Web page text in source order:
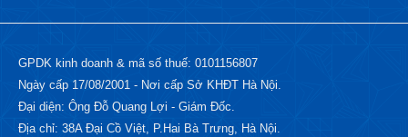
GPDK kinh doanh & mã số thuế: 0101156807
Ngày cấp 17/08/2001 - Nơi cấp Sở KHĐT Hà Nội.
Đại diện: Ông Đỗ Quang Lợi - Giám Đốc.
Địa chỉ: 38A Đại Cồ Việt, P.Hai Bà Trưng, Hà Nội.